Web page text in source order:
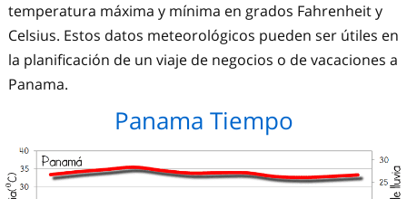
temperatura máxima y mínima en grados Fahrenheit y
Celsius. Estos datos meteorológicos pueden ser útiles en
la planificación de un viaje de negocios o de vacaciones a
Panama.
Panama Tiempo